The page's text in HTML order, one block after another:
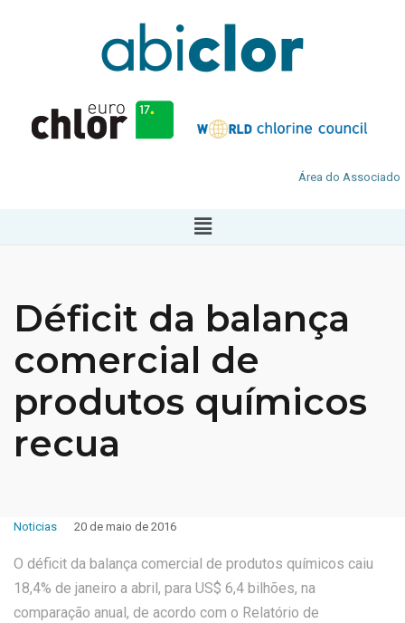
Área do Associado
Déficit da balança
comercial de
produtos químicos
recua
Noticias 20 de maio de 2016
O déficit da balança comercial de produtos químicos caiu
18,4% de janeiro a abril, para US$ 6,4 bilhões, na
comparação anual, de acordo com o Relatório de